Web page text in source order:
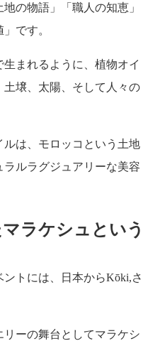
の物語」「職人の知恵」
です。
まれるように、植物オイ
壌、太陽、そして人々の
は、モロッコという土地
ルラグジュアリーな美容
ラケシュという
トには、日本からKōki,さ
ーの舞台としてマラケシ